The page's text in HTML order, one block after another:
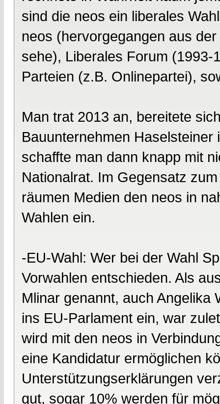
sind die neos ein liberales
neos (hervorgegangen aus
sehe), Liberales Forum
Parteien (z.B. Onlinepartei),
Man trat 2013 an, bereitete
Bauunternehmen
schaffte man dann knapp mit
Nationalrat. Im Gegensatz
räumen Medien den neos in
Wahlen ein.
-EU-Wahl: Wer bei der Wahl
Vorwahlen entschieden. Als
Mlinar genannt, auch Angelika
ins EU-Parlament ein, war
wird mit den neos in
eine Kandidatur ermöglichen
Unterstützungserklärungen
gut, sogar 10% werden für